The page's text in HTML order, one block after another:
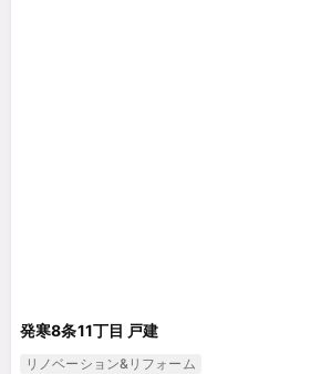
発寒8条11丁目 戸建
リノベーション&リフォーム